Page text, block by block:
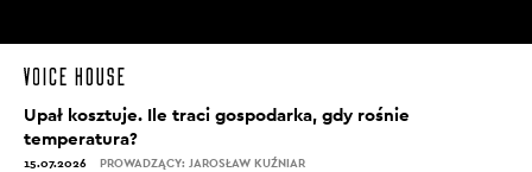
Upał kosztuje. Ile traci gospodarka, gdy rośnie
temperatura?
15.07.2026 PROWADZĄCY: JAROSŁAW KUŹNIAR